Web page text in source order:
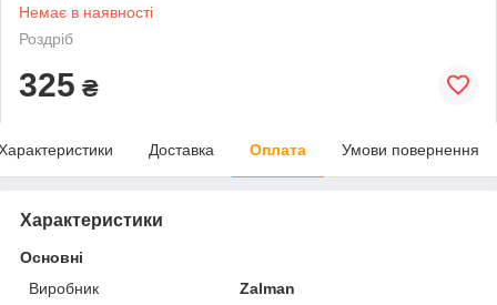
Немає в наявності
Роздріб
325 ₴
Доставка Оплата Умови повернення
Характеристики
Основні
Виробник
Zalman